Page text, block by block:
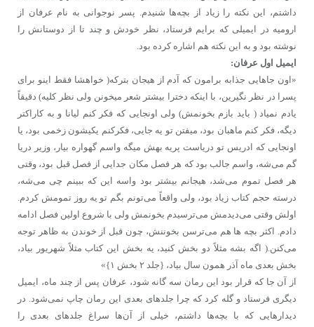
داشتم، این نکته را زیاد از بچه‌ها شنیدم. پسر نوجوانی به نام عرفان از
ارومیه در ایمیلی که برایم فرستاد، نظر خودش و چند تا از دوستانش را
نوشته بود و به این نکته هم اشاره کرده بود.
ایمیل اول عرفان:
«اون جاهایی جذابه برامون که آدم از هیجان بترکه( خواهشا فقط اینو برای
پسرا در نظر نگیرین، با اینکه دخترا بیشتر شعر میخونن ولی نظر کلیه) دقیقاً
یادم نمیاد ( باید بازم بخونمش) ولی اونجایی که فکر کنم لیانا و به کاراکتر
دیگه، فکر کنم ماهبان بود، میفتن تو یه جایی، فکرکنم یکیشون زخمی بود، یا
اونجایی که ادریس تو دریاست پریه بهش میگه واسم گهواره بیار، وزیر دریا
گم می‌شه، واسم جالب بود که هر فصل مکان جدایی از فصل قبل بود، وقتی
هر فصل تموم می‌شد، هیجانم بیشتر بود واسه این که ببینم چی می‌شه،
درسته حجم کتاب زیاد بود، ولی واقعاً می‌تونم بگم تو یه روز تمومش کردم.
اولش وقتی می‌دیدمش می‌ترسیدم بخونمش ولی با شروع اولین فصل ادامه
دادم. اکثر بچه ها هم می‌ترسن بخوننش، چون قبل از خوندن به ظاهر توجه
می‌کنن.( اگه بشه مثلاً دو بخش کنید، یه بخش این کتاب مثلاً شهریور بیاد،
بخش بعدی ماه آذر همون سال بیاد، {جلد ۲ بخش ۱}»
از آن جا که قرار بود این رمان سه گانه شود، عرفان پس از چند ماه، ایمیل
دیگری فرستاد و گله کرد که چرا جلدهای بعدی این رمان چاپ نمی‌شود. در
دیدارهایی که با بچه‌ها داشتم، خیلی از آن‌ها سراغ جلدهای بعدی را